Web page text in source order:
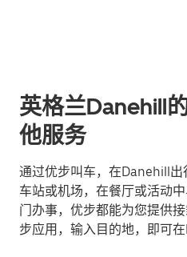
英格兰Danehill
他服务
通过优步叫车，在Danehill
车站或机场，在餐厅或活动
门办事，优步都能为您提供
步应用，输入目的地，即可